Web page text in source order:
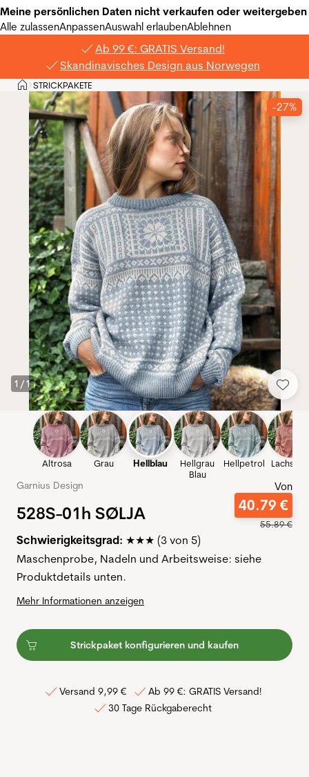
Meine persönlichen Daten nicht verkaufen oder weitergeben
Alle zulassenAnpassenAuswahl erlaubenAblehnen
Ab 99 €: GRATIS Versand!
Skandinavisches Design aus Norwegen
Privat
>STRICKPAKETE
1 /1
-27%
Altrosa Grau Hellblau
Hellgrau
Blau
Hellpetrol
Garnius Design
528S-01h SØLJA
Von
40.79 €
55.89€
Schwierigkeitsgrad: ★★★ (3 von 5)
Maschenprobe, Nadeln und Arbeitsweise: siehe
Produktdetails unten.
Mehr Informationen anzeigen
Strickpaket konfigurieren und kaufen
Versand 9,99 €
Ab 99 €: GRATIS Versand!
30 Tage Rückgaberecht